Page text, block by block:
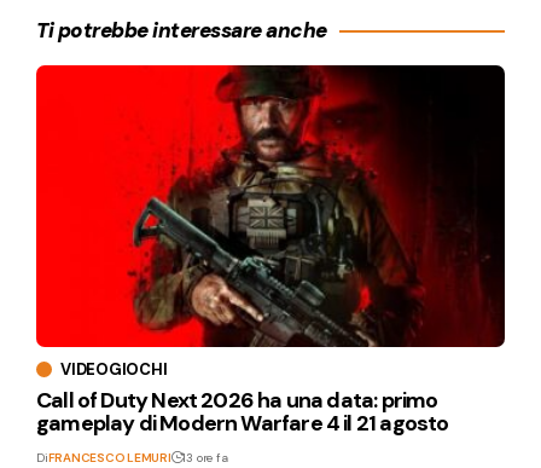
Ti potrebbe interessare anche
VIDEOGIOCHI
Call of Duty Next 2026 ha una data: primo
gameplay di Modern Warfare 4 il 21 agosto
DiFRANCESCO LEMURI 13 ore fa